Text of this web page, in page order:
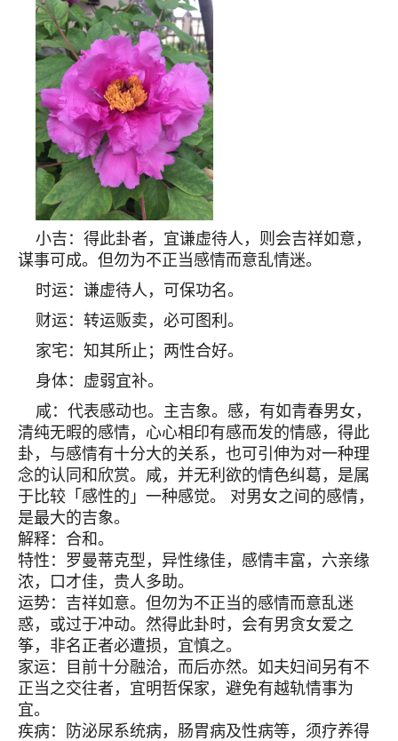
小吉：得此卦者，宜谦虚待人，则会吉祥如意，
谋事可成。但勿为不正当感情而意乱情迷。
时运：谦虚待人，可保功名。
财运：转运贩卖，必可图利。
家宅：知其所止；两性合好。
身体：虚弱宜补。
咸：代表感动也。主吉象。感，有如青春男女，
清纯无暇的感情，心心相印有感而发的情感，得此
卦，与感情有十分大的关系，也可引伸为对一种理
念的认同和欣赏。咸，并无利欲的情色纠葛，是属
于比较「感性的」一种感觉。 对男女之间的感情，
是最大的吉象。
解释：合和。
特性：罗曼蒂克型，异性缘佳，感情丰富，六亲缘
浓，口才佳，贵人多助。
运势：吉祥如意。但勿为不正当的感情而意乱迷
惑，或过于冲动。然得此卦时，会有男贪女爱之
筝，非名正者必遭损，宜慎之。
家运：目前十分融洽，而后亦然。如夫妇间另有不
正当之交往者，宜明哲保家，避免有越轨情事为
宜。
疾病：防泌尿系统病，肠胃病及性病等，须疗养得